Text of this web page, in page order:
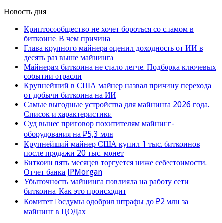
Новость дня
Криптосообщество не хочет бороться со спамом в
биткоине. В чем причина
Глава крупного майнера оценил доходность от ИИ в
десять раз выше майнинга
Майнерам биткоина не стало легче. Подборка ключевых
событий отрасли
Крупнейший в США майнер назвал причину перехода
от добычи биткоина на ИИ
Самые выгодные устройства для майнинга 2026 года.
Список и характеристики
Суд вынес приговор похитителям майнинг-
оборудования на ₽5,3 млн
Крупнейший майнер США купил 1 тыс. биткоинов
после продажи 20 тыс. монет
Биткоин пять месяцев торгуется ниже себестоимости.
Отчет банка JPMorgan
Убыточность майнинга повлияла на работу сети
биткоина. Как это происходит
Комитет Госдумы одобрил штрафы до ₽2 млн за
майнинг в ЦОДах